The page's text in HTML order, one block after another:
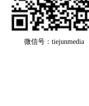
微信号：tiejunmedia